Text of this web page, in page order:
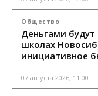
Общество
Деньгами будут
школах
инициативное
07 августа 2026, 11:00